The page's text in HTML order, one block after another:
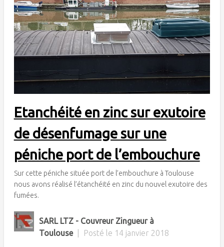
Etanchéité en zinc sur exutoire
de désenfumage sur une
péniche port de l’embouchure
Sur cette péniche située port de l’embouchure à Toulouse
nous avons réalisé l’étanchéité en zinc du nouvel exutoire des
fumées.
SARL LTZ - Couvreur Zingueur à
Toulouse
Posté le 14 janvier 2018